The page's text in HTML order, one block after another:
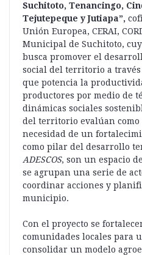
Suchitoto, Tenancingo,
Tejutepeque y Jutiapa”,
Unión Europea, CERAI,
Municipal de Suchitoto,
busca promover el
social del territorio a través
que potencia la
productores por medio de
dinámicas sociales
del territorio evalúan
necesidad de un
como pilar del desarrollo
ADESCOS, son un espacio
se agrupan una serie de
coordinar acciones y
municipio.
Con el proyecto se
comunidades locales para
consolidar un modelo